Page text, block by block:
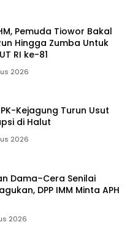
Pemuda Tiowor Bakal
Hingga Zumba Untuk
RI ke-81
2026
Kejagung Turun Usut
di Halut
2026
Dama–Cera Senilai
DPP IMM Minta APH
2026